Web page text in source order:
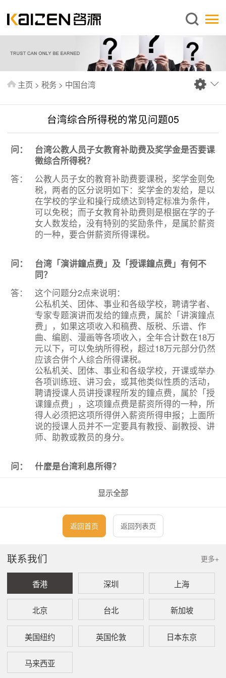
简体中文
关于启源
服务范围
出版刊物
常见问题
联系我们
主页 > 税务 > 中国台湾
台湾综合所得税的常见问题05
问：
台湾公教人员子女教育补助费及奖学金是否要课
徵综合所得税？
答：
公教人员子女的教育补助费要课税，奖学金则免
税，两者的区分说明如下：奖学金的发给，是以
在学校的学业和操行成绩达到特定标准为条件，
可以免税；而子女教育补助费则是根据在学的子
女人数发给，没有特别的奖励条件，是属於薪资
的一种，要合併薪资所得课税。
问：
台湾「演讲鐘点费」及「授课鐘点费」有何不
同？
答：
这个问题分2点来说明：
公私机关、团体、事业和各级学校，聘请学者、
专家专题演讲而发给的鐘点费，属於「讲演鐘点
费」，如果这项收入和稿费、版税、乐谱、作
曲、编剧、漫画等各项收入，全年合计数在18万
元以下，可以免纳所得税，超过18万元部分仍然
应该合併个人综合所得课税。
公私机关、团体、事业和各级学校，开课或举办
各项训练班、讲习会，或其他类似性质的活动，
聘请授课人员讲授课程所发的鐘点费，属於「授
课鐘点费」，这项鐘点费是薪资所得的一种，所
得人必须把这项所得併入薪资所得申报；上面所
说的授课人员并不一定要具有教授、副教授、讲
师、助教或教员的身分。
问：
什麼是台湾利息所得？
券、库券、证券及凭券）、公司债、金融债券、
员退休金优惠存款）和其他贷出款项所取得的利
息，此外，有奖储蓄券中奖的奖金超过储蓄部分
亦属存款利息。但是依照邮政储金匯兑法的规
定，中华邮政股份有限公司之存簿储金利息可以
免税。另外，短期票券到期兑偿金额超过首次发
售价格部分的利息所得、依金融资產证券化条例
或不动產证券化条例规定发行的受益证券或资產
基础证券分配的利息所得、个人持有公债、公司
债及金融债券的利息所得及以前述有价证券或短
期票券从事附条件交易，到期卖回金额超过原买
入金额部分之利息所得，不併计综合所得总额，
已扣缴的税款，也不可以抵缴应纳税额或申报退
税。
显示全部
返回首页 返回列表页
更多+
联系我们
香港 深圳 上海
北京 台北 新加坡
美国纽约 英国伦敦 日本东京
马来西亚